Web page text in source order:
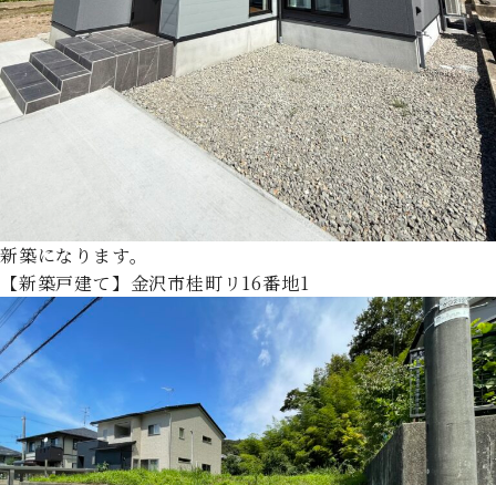
新築になります。
【新築戸建て】金沢市桂町リ16番地1